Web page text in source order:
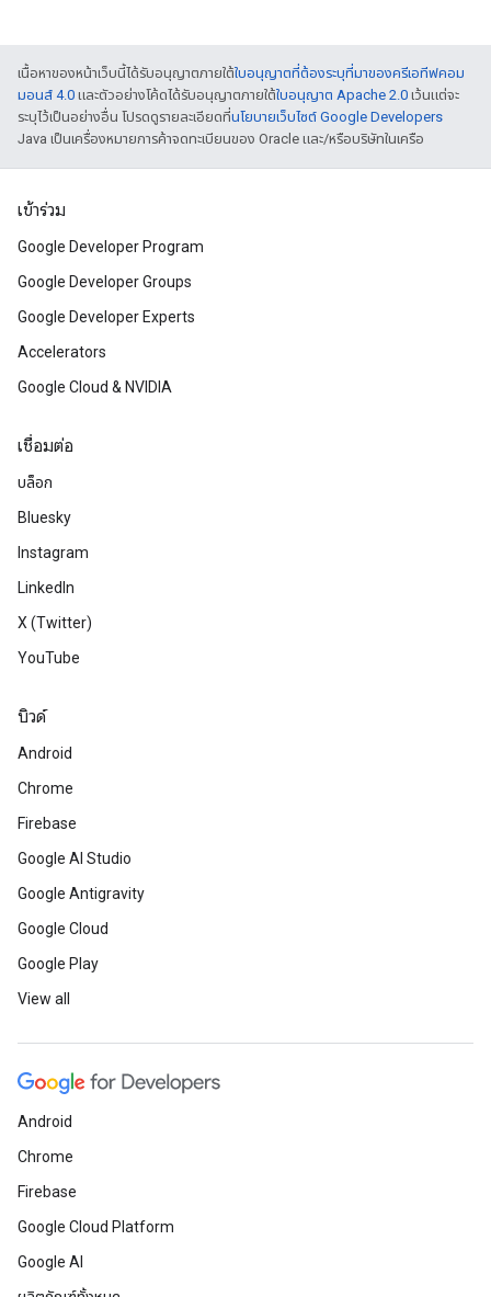
เนื้อหาของหน้าเว็บนี้ได้รับอนุญาตภายใต้ใบอนุญาตที่ต้องระบุที่มาของครีเอทีฟคอม
มอนส์ 4.0 และตัวอย่างโค้ดได้รับอนุญาตภายใต้ใบอนุญาต Apache 2.0 เว้นแต่จะ
ระบุไว้เป็นอย่างอื่น โปรดดูรายละเอียดที่นโยบายเว็บไซต์ Google Developers
Java เป็นเครื่องหมายการค้าจดทะเบียนของ Oracle และ/หรือบริษัทในเครือ
เข้าร่วม
Google Developer Program
Google Developer Groups
Google Developer Experts
Accelerators
Google Cloud & NVIDIA
เชื่อมต่อ
บล็อก
Bluesky
Instagram
LinkedIn
X (Twitter)
YouTube
บิวด์
Android
Chrome
Firebase
Google AI Studio
Google Antigravity
Google Cloud
Google Play
View all
Android
Chrome
Firebase
Google Cloud Platform
Google AI